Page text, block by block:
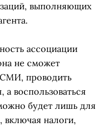
выполняющих
ассоциации
не сможет
СМИ, проводить
воспользоваться
будет лишь для
включая налоги,